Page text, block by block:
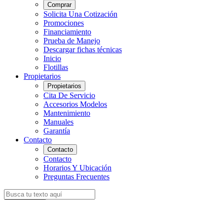
Comprar
Solicita Una Cotización
Promociones
Financiamiento
Prueba de Manejo
Descargar fichas técnicas
Inicio
Flotillas
Propietarios
Propietarios
Cita De Servicio
Accesorios Modelos
Mantenimiento
Manuales
Garantía
Contacto
Contacto
Contacto
Horarios Y Ubicación
Preguntas Frecuentes